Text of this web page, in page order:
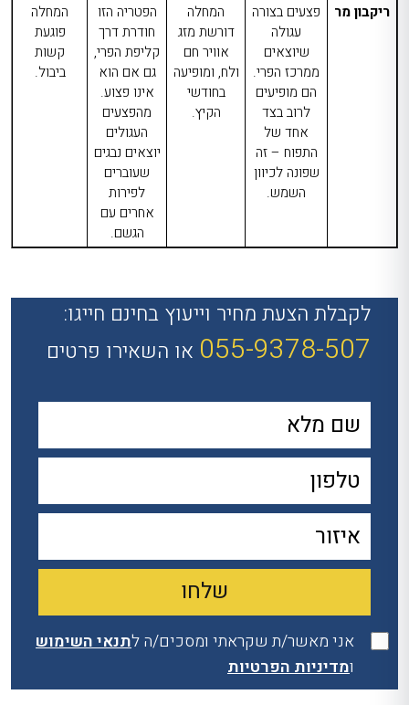
ריקבון מר
פצעים בצורה
עגולה
שיוצאים
ממרכז הפרי.
הם מופיעים
לרוב בצד
אחד של
התפוח – זה
שפונה לכיוון
השמש.
המחלה
דורשת מזג
אוויר חם
ולח, ומופיעה
בחודשי
הקיץ.
הפטריה הזו
חודרת דרך
קליפת הפרי,
גם אם הוא
אינו פצוע.
מהפצעים
העגולים
יוצאים נבגים
שעוברים
לפירות
אחרים עם
הגשם.
המחלה
פוגעת
קשות
ביבול.
לקבלת הצעת מחיר וייעוץ בחינם חייגו:
055-9378-507 או השאירו פרטים
אני מאשר/ת שקראתי ומסכים/ה לתנאי השימוש
ומדיניות הפרטיות